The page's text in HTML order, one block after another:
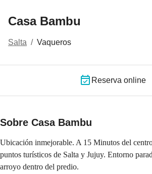
Casa Bambu
Salta / Vaqueros
Reserva online
Sobre Casa Bambu
Ubicación inmejorable. A 15 Minutos del
puntos turísticos de Salta y Jujuy. Entorno
arroyo dentro del predio.